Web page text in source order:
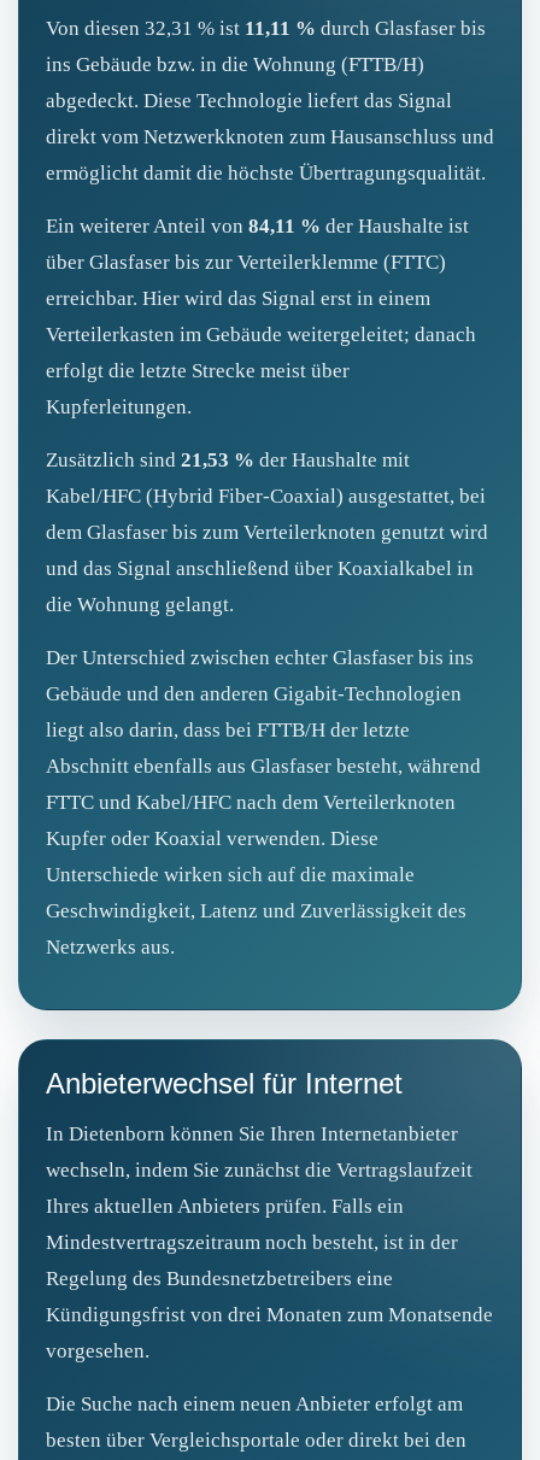
Von diesen 32,31 % ist 11,11 % durch Glasfaser bis
ins Gebäude bzw. in die Wohnung (FTTB/H)
abgedeckt. Diese Technologie liefert das Signal
direkt vom Netzwerkknoten zum Hausanschluss und
ermöglicht damit die höchste Übertragungsqualität.
Ein weiterer Anteil von 84,11 % der Haushalte ist
über Glasfaser bis zur Verteilerklemme (FTTC)
erreichbar. Hier wird das Signal erst in einem
Verteilerkasten im Gebäude weitergeleitet; danach
erfolgt die letzte Strecke meist über
Kupferleitungen.
Zusätzlich sind 21,53 % der Haushalte mit
Kabel/HFC (Hybrid Fiber-Coaxial) ausgestattet, bei
dem Glasfaser bis zum Verteilerknoten genutzt wird
und das Signal anschließend über Koaxialkabel in
die Wohnung gelangt.
Der Unterschied zwischen echter Glasfaser bis ins
Gebäude und den anderen Gigabit-Technologien
liegt also darin, dass bei FTTB/H der letzte
Abschnitt ebenfalls aus Glasfaser besteht, während
FTTC und Kabel/HFC nach dem Verteilerknoten
Kupfer oder Koaxial verwenden. Diese
Unterschiede wirken sich auf die maximale
Geschwindigkeit, Latenz und Zuverlässigkeit des
Netzwerks aus.
Anbieterwechsel für Internet
In Dietenborn können Sie Ihren Internetanbieter
wechseln, indem Sie zunächst die Vertragslaufzeit
Ihres aktuellen Anbieters prüfen. Falls ein
Mindestvertragszeitraum noch besteht, ist in der
Regelung des Bundesnetzbetreibers eine
Kündigungsfrist von drei Monaten zum Monatsende
vorgesehen.
Die Suche nach einem neuen Anbieter erfolgt am
besten über Vergleichsportale oder direkt bei den